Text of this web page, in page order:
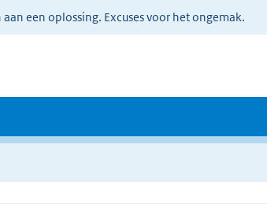
een oplossing. Excuses voor het ongemak.